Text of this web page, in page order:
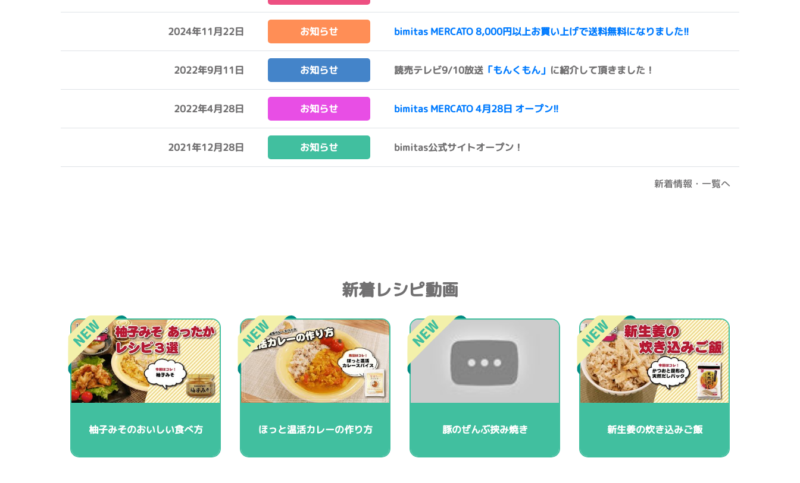
2024年11月22日 お知らせ bimitas MERCATO 8,000円以上お買い上げで送料無料になりました!!
2022年9月11日 お知らせ 読売テレビ9/10放送 「もんくもん」 に紹介して頂きました！
2022年4月28日 お知らせ bimitas MERCATO 4月28日 オープン!!
2021年12月28日 お知らせ bimitas公式サイトオープン！
新着情報・一覧へ
新着レシピ動画
柚子みそのおいしい食べ方 ほっと温活カレーの作り方 豚のぜんぶ挟み焼き 新生姜の炊き込みご飯